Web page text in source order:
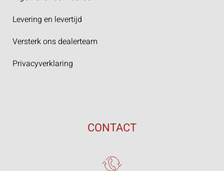
Levering en levertijd
Versterk ons dealerteam
Privacyverklaring
CONTACT